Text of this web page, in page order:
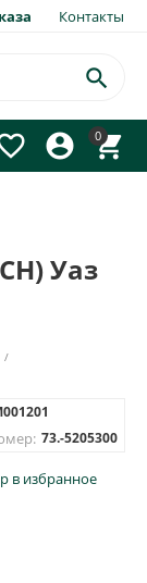
Контакты
0



Уаз
/
73.-5205300
в избранное
×